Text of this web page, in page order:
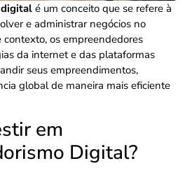
digital é um conceito que se refere à
e administrar negócios no
os empreendedores
da internet e das plataformas
seus empreendimentos,
global de maneira mais eficiente
em
Digital?